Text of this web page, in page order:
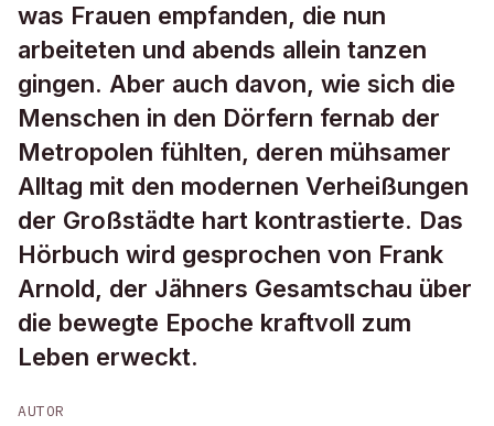
was Frauen empfanden, die nun
arbeiteten und abends allein tanzen
gingen. Aber auch davon, wie sich die
Menschen in den Dörfern fernab der
Metropolen fühlten, deren mühsamer
Alltag mit den modernen Verheißungen
der Großstädte hart kontrastierte. Das
Hörbuch wird gesprochen von Frank
Arnold, der Jähners Gesamtschau über
die bewegte Epoche kraftvoll zum
Leben erweckt.
AUTOR